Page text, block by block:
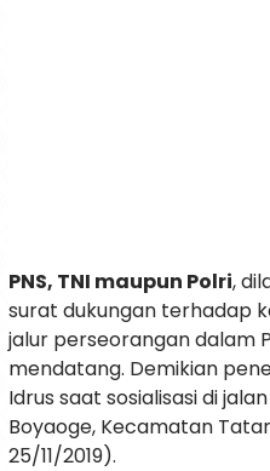
PNS, TNI maupun Polri,
surat dukungan terhadap
jalur perseorangan dalam
mendatang. Demikian
Idrus saat sosialisasi di
Boyaoge, Kecamatan
25/11/2019).